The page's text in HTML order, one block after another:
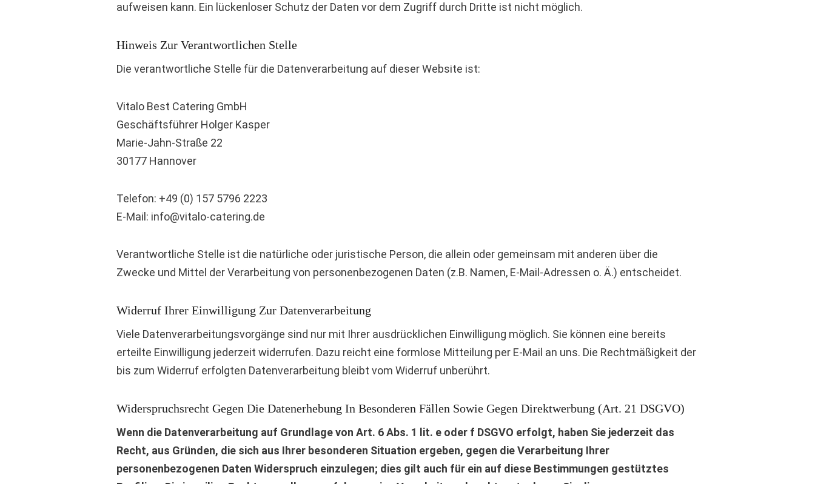
aufweisen kann. Ein lückenloser Schutz der Daten vor dem Zugriff durch Dritte ist nicht möglich.
Hinweis Zur Verantwortlichen Stelle
Die verantwortliche Stelle für die Datenverarbeitung auf dieser Website ist:
Vitalo Best Catering GmbH
Geschäftsführer Holger Kasper
Marie-Jahn-Straße 22
30177 Hannover
Telefon: +49 (0) 157 5796 2223
E-Mail: info@vitalo-catering.de
Verantwortliche Stelle ist die natürliche oder juristische Person, die allein oder gemeinsam mit anderen über die
Zwecke und Mittel der Verarbeitung von personenbezogenen Daten (z.B. Namen, E-Mail-Adressen o. Ä.) entscheidet.
Widerruf Ihrer Einwilligung Zur Datenverarbeitung
Viele Datenverarbeitungsvorgänge sind nur mit Ihrer ausdrücklichen Einwilligung möglich. Sie können eine bereits
erteilte Einwilligung jederzeit widerrufen. Dazu reicht eine formlose Mitteilung per E-Mail an uns. Die Rechtmäßigkeit der
bis zum Widerruf erfolgten Datenverarbeitung bleibt vom Widerruf unberührt.
Widerspruchsrecht Gegen Die Datenerhebung In Besonderen Fällen Sowie Gegen Direktwerbung (Art. 21 DSGVO)
Wenn die Datenverarbeitung auf Grundlage von Art. 6 Abs. 1 lit. e oder f DSGVO erfolgt, haben Sie jederzeit das
Recht, aus Gründen, die sich aus Ihrer besonderen Situation ergeben, gegen die Verarbeitung Ihrer
personenbezogenen Daten Widerspruch einzulegen; dies gilt auch für ein auf diese Bestimmungen gestütztes